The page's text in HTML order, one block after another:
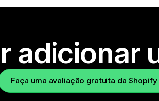
adicionar
Faça uma avaliação gratuita da